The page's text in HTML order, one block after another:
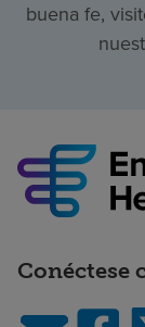
buena fe,
Conéctese